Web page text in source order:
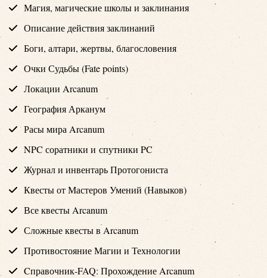
Магия, магические школы и заклинания
Описание действия заклинаний
Боги, алтари, жертвы, благословения
Очки Судьбы (Fate points)
Локации Arcanum
География Арканум
Расы мира Arcanum
NPC соратники и спутники PC
Журнал и инвентарь Протогониста
Квесты от Мастеров Умений (Навыков)
Все квесты Arcanum
Сложные квесты в Arcanum
Противостояние Магии и Технологии
Cправочник-FAQ: Прохождение Arcanum